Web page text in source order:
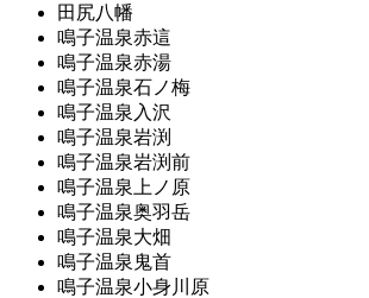
田尻八幡
鳴子温泉赤這
鳴子温泉赤湯
鳴子温泉石ノ梅
鳴子温泉入沢
鳴子温泉岩渕
鳴子温泉岩渕前
鳴子温泉上ノ原
鳴子温泉奥羽岳
鳴子温泉大畑
鳴子温泉鬼首
鳴子温泉小身川原